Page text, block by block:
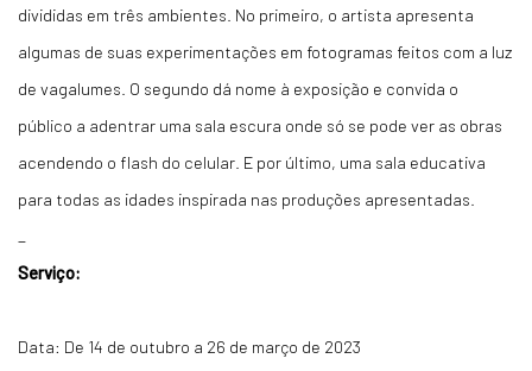
divididas em três ambientes. No primeiro, o artista apresenta
algumas de suas experimentações em fotogramas feitos com a luz
de vagalumes. O segundo dá nome à exposição e convida o
público a adentrar uma sala escura onde só se pode ver as obras
acendendo o flash do celular. E por último, uma sala educativa
para todas as idades inspirada nas produções apresentadas.
Serviço:
Data: De 14 de outubro a 26 de março de 2023